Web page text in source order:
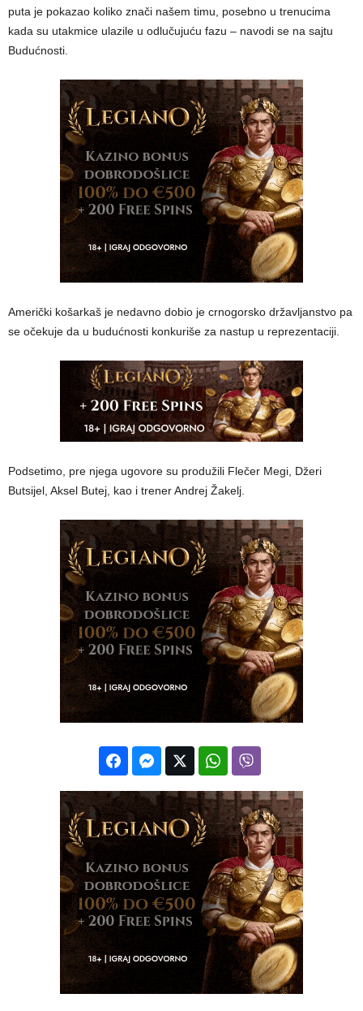
puta je pokazao koliko znači našem timu, posebno u trenucima
kada su utakmice ulazile u odlučujuću fazu – navodi se na sajtu
Budućnosti.
Američki košarkaš je nedavno dobio je crnogorsko državljanstvo pa
se očekuje da u budućnosti konkuriše za nastup u reprezentaciji.
Podsetimo, pre njega ugovore su produžili Flečer Megi, Džeri
Butsijel, Aksel Butej, kao i trener Andrej Žakelj.